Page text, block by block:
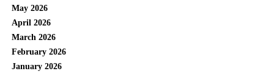
May 2026
April 2026
March 2026
February 2026
January 2026